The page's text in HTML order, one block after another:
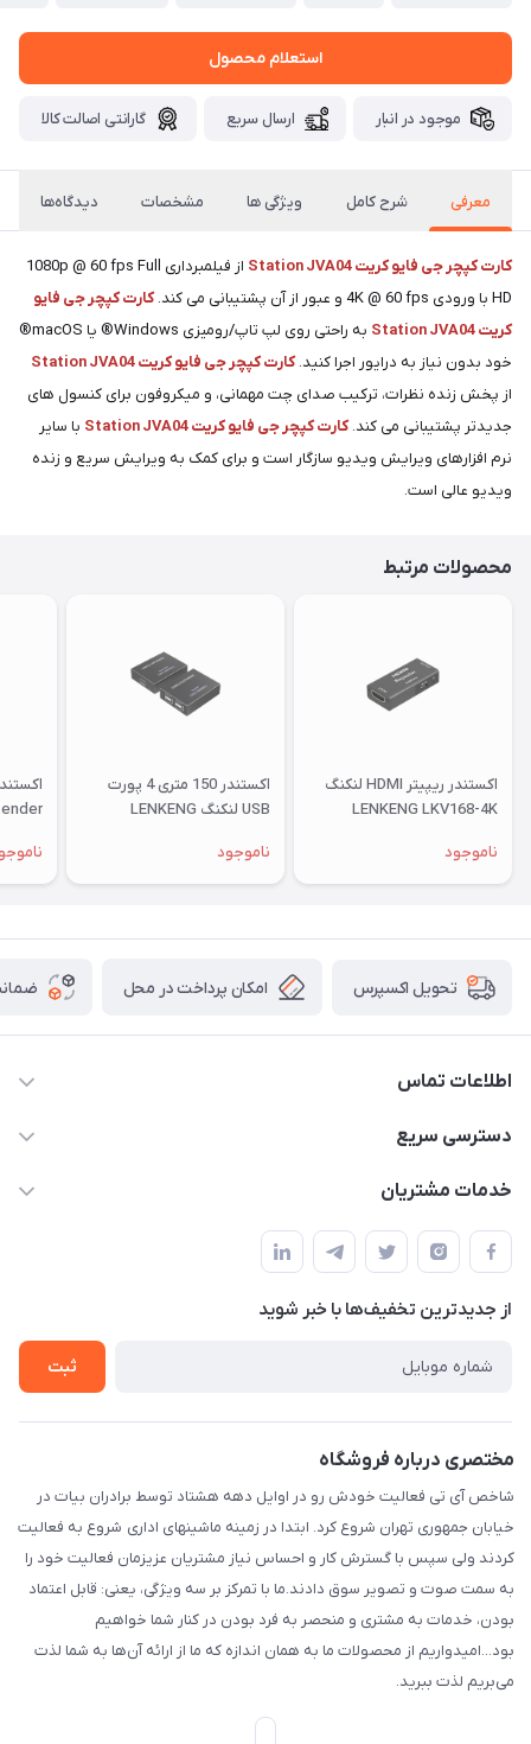
استعلام محصول
موجود در انبار ارسال سریع گارانتی اصالت کالا
معرفی شرح کامل ویژگی ها مشخصات دیدگاه‌ها
کارت کپچر جی فایو کریت Station JVA04
از فیلمبرداری 1080p @ 60 fps Full
HD با ورودی 4K @ 60 fps و عبور از آن پشتیبانی می کند.
کارت کپچر جی فایو
کریت Station JVA04
به راحتی روی لپ تاپ/رومیزی Windows® یا macOS®
خود بدون نیاز به درایور اجرا کنید. کارت کپچر جی فایو کریت Station JVA04
از پخش زنده نظرات، ترکیب صدای چت مهمانی، و میکروفون برای کنسول های
جدیدتر پشتیبانی می کند. کارت کپچر جی فایو کریت Station JVA04
با سایر
نرم افزارهای ویرایش ویدیو سازگار است و برای کمک به ویرایش سریع و زنده
ویدیو عالی است.
محصولات مرتبط
اکستندر ریپیتر HDMI لنکنگ
LENKENG LKV168-4K
ناموجود
اکستندر 150 متری 4 پورت
USB لنکنگ LENKENG
ناموجود
تحویل اکسپرس امکان پرداخت در محل
اطلاعات تماس
info@shakhesit.com
فروش فقط آنلاین فروش حضوری با هماهنگی قبلی با تشکر / واحد
اداری : تهران تهران استان: تهران، شهرستان : تهران، بخش : مرکزی،
بست پنجم، پلاک: 1.0، طبقه: 3، واحد: غربی، / واحد فروش :تهران،
دسترسی سریع
حساب کاربری
لیست محصولات
درباره ما
خدمات مشتریان
قوانین و مقررات
حریم خصوصی
راهنما
از جدید‌ترین تخفیف‌ها با‌ خبر شوید
ثبت
مختصری درباره فروشگاه
شاخص آی تی فعالیت خودش رو در اوایل دهه هشتاد توسط برادران بیات در
خیابان جمهوری تهران شروع کرد. ابتدا در زمینه ماشینهای اداری شروع به فعالیت
کردند ولی سپس با گسترش کار و احساس نیاز مشتریان عزیزمان فعالیت خود را
به سمت صوت و تصویر سوق دادند.ما با تمرکز بر سه ویژگی، یعنی: قابل اعتماد
بودن، خدمات به مشتری و منحصر به فرد بودن در کنار شما خواهیم
بود...امیدواریم از محصولات ما به همان اندازه که ما از ارائه آن‌ها به شما لذت
می‌‌بریم لذت ببرید.